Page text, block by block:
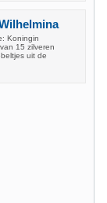
Koningin
15 zilveren
uit de